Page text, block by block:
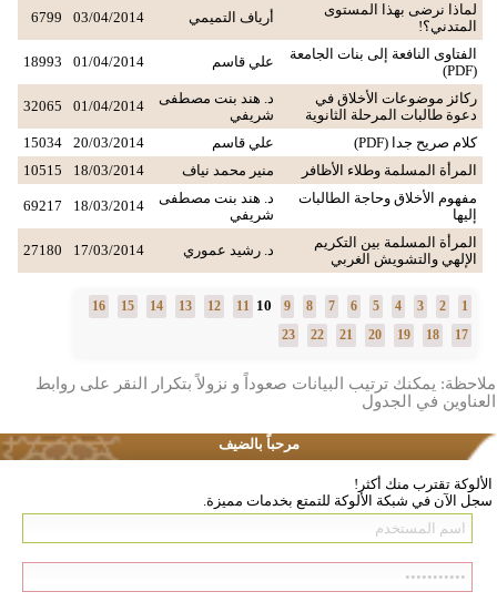
لماذا نرضى بهذا المستوى
المتدني؟!
أرياف التميمي 03/04/2014
6799
الفتاوى النافعة إلى بنات الجامعة
(PDF)
علي قاسم 01/04/2014
18993
ركائز موضوعات الأخلاق في
دعوة طالبات المرحلة الثانوية
د. هند بنت مصطفى
شريفي
01/04/2014
32065
كلام صريح جدا (PDF) علي قاسم 20/03/2014
15034
المرأة المسلمة وطلاء الأظافر
منير محمد نياف 18/03/2014
10515
مفهوم الأخلاق وحاجة الطالبات
إليها
د. هند بنت مصطفى
شريفي
18/03/2014
69217
المرأة المسلمة بين التكريم
الإلهي والتشويش الغربي
د. رشيد عموري 17/03/2014
27180
1
2
3
4
5
6
7
8
9
11
12
13
14
15
16
17
18
19
20
21
22
23
ملاحظة: يمكنك ترتيب البيانات صعوداً و نزولاً بتكرار النقر على روابط
العناوين في الجدول
مرحباً بالضيف
الألوكة تقترب منك أكثر!
سجل الآن في شبكة الألوكة للتمتع بخدمات مميزة.